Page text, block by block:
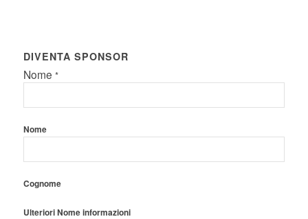
DIVENTA SPONSOR
Nome *
Nome
Cognome
Ulteriori Nome informazioni